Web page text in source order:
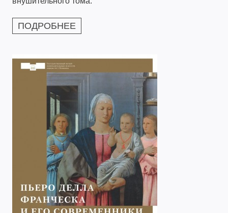
ПОДРОБНЕЕ